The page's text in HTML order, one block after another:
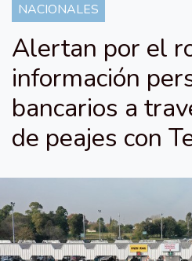
NACIONALES
Alertan por el
información
bancarios a
de peajes con